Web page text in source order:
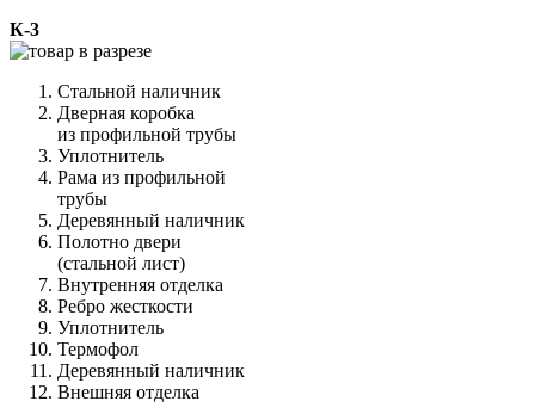
К-3
Стальной наличник
Дверная коробка
из профильной трубы
Уплотнитель
Рама из профильной
трубы
Деревянный наличник
Полотно двери
(стальной лист)
Внутренняя отделка
Ребро жесткости
Уплотнитель
Термофол
Деревянный наличник
Внешняя отделка